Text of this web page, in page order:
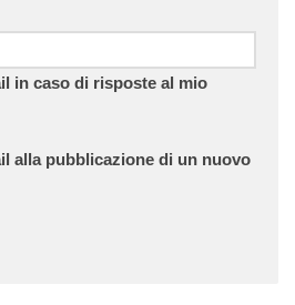
in caso di risposte al mio
alla pubblicazione di un nuovo